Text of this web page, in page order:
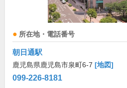
所在地・電話番号
朝日通駅
鹿児島県鹿児島市泉町6-7 [地図]
099-226-8181